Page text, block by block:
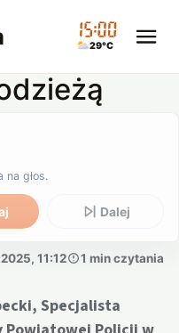
15:00
29°C
na głos.
Dalej
11:12 1 min czytania
Specjalista